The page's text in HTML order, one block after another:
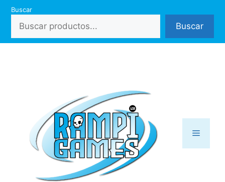
Saltar
contenido
Buscar
Buscar
Menú